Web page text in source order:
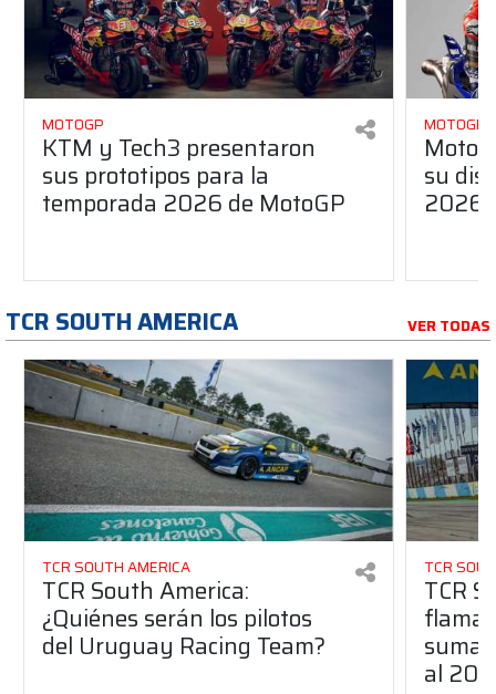
MOTOGP
KTM y Tech3 presentaron
sus prototipos para la
temporada 2026 de MotoGP
MOTOGP
su
2026
TCR SOUTH AMERICA VER TODAS
TCR SOUTH AMERICA
TCR South America:
¿Quiénes serán los pilotos
del Uruguay Racing Team?
TCR
TCR
suma
al